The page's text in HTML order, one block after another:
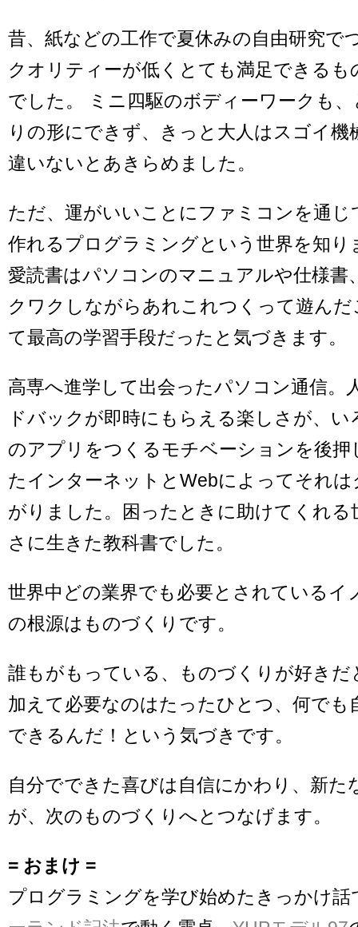
昔、紙などの工作で夏休みの自由研究で
クオリティーが低くとても満足できる
でした。 ミニ四駆のボディーワークも
りの形にできず、きっと大人はスゴイ機
違いないとあきらめました。
ただ、運がいいことにファミコンを通じ
作れるプログラミングという世界を知り
愛読書はパソコンのマニュアルや仕様書
クワクしながらあれこれつくって遊ん
て最高の学習手段だったと気づきます。
高専へ進学して出会ったパソコン通信。
ドバックが即時にもらえる楽しさが、
のアプリをつくるモチベーションを後押
たインターネットとWebによってそれ
がりました。困ったときに助けてくれる
さに生きた教科書でした。
世界中どの業界でも必要とされているイ
の根源はものづくりです。
誰もがもっている、ものづくりが好きだ
加えて必要なのはたったひとつ、何でも
できるんだ！という気づきです。
自分でできた喜びは自信にかわり、新た
が、次のものづくりへとつなげます。
= おまけ =
プログラミングを学び始めたきっかけ話